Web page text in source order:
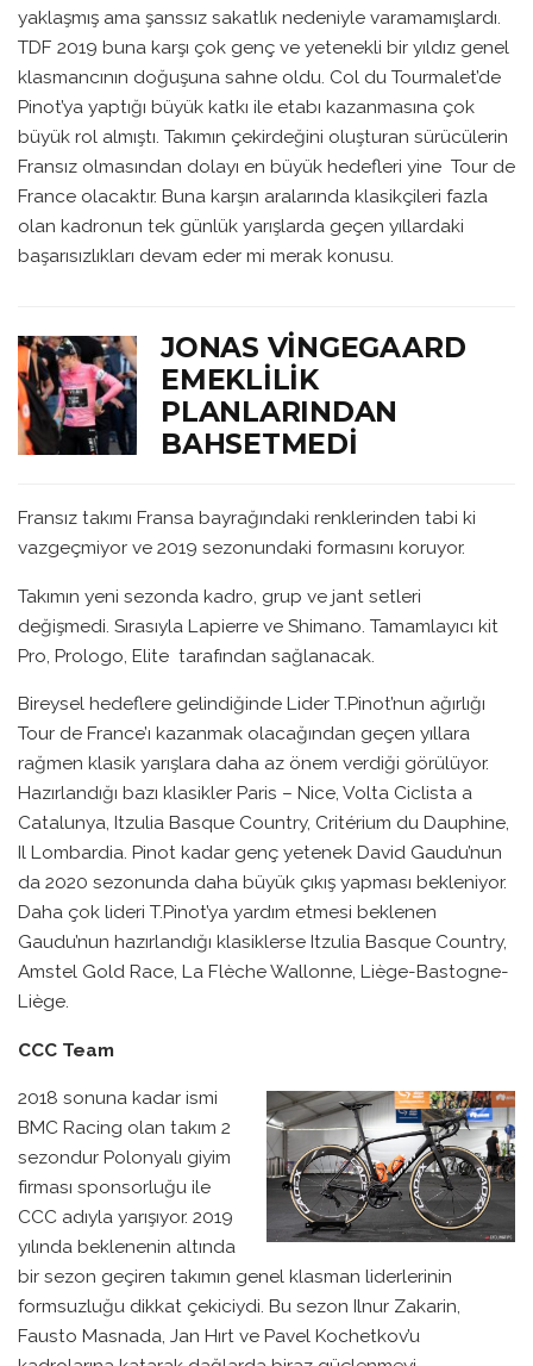
yaklaşmış ama şanssız sakatlık nedeniyle varamamışlardı.
TDF 2019 buna karşı çok genç ve yetenekli bir yıldız genel
klasmancının doğuşuna sahne oldu. Col du Tourmalet’de
Pinot’ya yaptığı büyük katkı ile etabı kazanmasına çok
büyük rol almıştı. Takımın çekirdeğini oluşturan sürücülerin
Fransız olmasından dolayı en büyük hedefleri yine Tour de
France olacaktır. Buna karşın aralarında klasikçileri fazla
olan kadronun tek günlük yarışlarda geçen yıllardaki
başarısızlıkları devam eder mi merak konusu.
JONAS VINGEGAARD
EMEKLILIK
PLANLARINDAN
BAHSETMEDI
Fransız takımı Fransa bayrağındaki renklerinden tabi ki
vazgeçmiyor ve 2019 sezonundaki formasını koruyor.
Takımın yeni sezonda kadro, grup ve jant setleri
değişmedi. Sırasıyla Lapierre ve Shimano. Tamamlayıcı kit
Pro, Prologo, Elite tarafından sağlanacak.
Bireysel hedeflere gelindiğinde Lider T.Pinot’nun ağırlığı
Tour de France’ı kazanmak olacağından geçen yıllara
rağmen klasik yarışlara daha az önem verdiği görülüyor.
Hazırlandığı bazı klasikler Paris – Nice, Volta Ciclista a
Catalunya, Itzulia Basque Country, Critérium du Dauphine,
Il Lombardia. Pinot kadar genç yetenek David Gaudu’nun
da 2020 sezonunda daha büyük çıkış yapması bekleniyor.
Daha çok lideri T.Pinot’ya yardım etmesi beklenen
Gaudu’nun hazırlandığı klasiklerse Itzulia Basque Country,
Amstel Gold Race, La Flèche Wallonne, Liège-Bastogne-
Liège.
CCC Team
2018 sonuna kadar ismi
BMC Racing olan takım 2
sezondur Polonyalı giyim
firması sponsorluğu ile
CCC adıyla yarışıyor. 2019
yılında beklenenin altında
bir sezon geçiren takımın genel klasman liderlerinin
formsuzluğu dikkat çekiciydi. Bu sezon Ilnur Zakarin,
Fausto Masnada, Jan Hırt ve Pavel Kochetkov’u